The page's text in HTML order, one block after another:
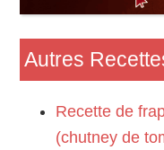
Autres
Recette de
(chutney de